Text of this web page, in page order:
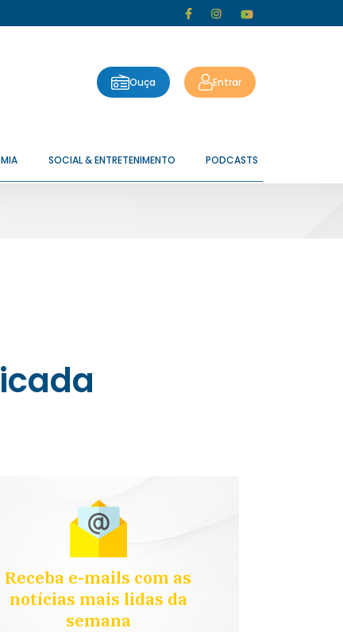
Ouça Entrar
SOCIAL & ENTRETENIMENTO PODCASTS
Receba e-mails com as
notícias mais lidas da
semana